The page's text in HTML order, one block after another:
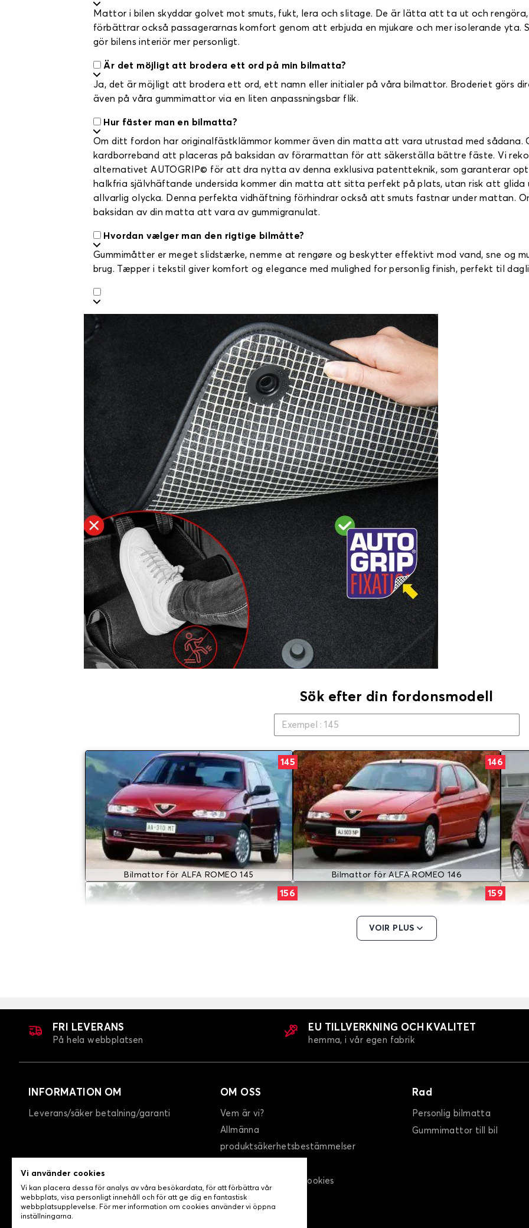
Mattor i bilen skyddar golvet mot smuts, fukt, lera och slitage. De är lätta att ta ut och
förbättrar också passagerarnas komfort genom att erbjuda en mjukare och mer isolerande yta.
gör bilens interiör mer personligt.
Är det möjligt att brodera ett ord på min bilmatta?
Ja, det är möjligt att brodera ett ord, ett namn eller initialer på våra bilmattor. Broderiet görs
även på våra gummimattor via en liten anpassningsbar flik.
Hur fäster man en bilmatta?
Om ditt fordon har originalfästklämmor kommer även din matta att vara utrustad med sådana.
kardborreband att placeras på baksidan av förarmattan för att säkerställa bättre fäste. Vi
alternativet AUTOGRIP© för att dra nytta av denna exklusiva patentteknik, som garanterar
halkfria självhäftande undersida kommer din matta att sitta perfekt på plats, utan risk att glida
allvarlig olycka. Denna perfekta vidhäftning förhindrar också att smuts fastnar under mattan.
baksidan av din matta att vara av gummigranulat.
Hvordan vælger man den rigtige bilmåtte?
Gummimåtter er meget slidstærke, nemme at rengøre og beskytter effektivt mod vand, sne og
brug. Tæpper i tekstil giver komfort og elegance med mulighed for personlig finish, perfekt til
Sök efter din fordonsmodell
145
Bilmattor för ALFA ROMEO 145
146
Bilmattor för ALFA ROMEO 146
156 159
75 BRERA
GIULIETTA
VOIR PLUS
FRI LEVERANS
På hela webbplatsen
EU TILLVERKNING OCH KVALITET
hemma, i vår egen fabrik
INFORMATION OM
Leverans/säker betalning/garanti
OM OSS
Vem är vi?
Allmänna
produktsäkerhetsbestämmelser
Integritetspolicy / Cookies
Kontakta oss
Rad
Personlig bilmatta
Gummimattor till bil
Vi använder cookies
Vi kan placera dessa för analys av våra besökardata, för att förbättra vår
webbplats, visa personligt innehåll och för att ge dig en fantastisk
webbplatsupplevelse. För mer information om cookies använder vi öppna
inställningarna.